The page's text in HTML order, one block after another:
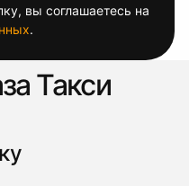
вы соглашаетесь на
.
Такси